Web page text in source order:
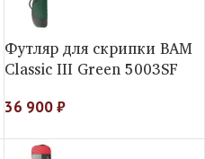
Футляр для скрипки BAM
Classic III Green 5003SF
36 900₽